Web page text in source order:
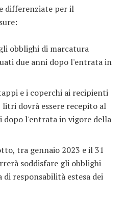
differenziate per il
obblighi di marcatura
due anni dopo l'entrata in
e i coperchi ai recipienti
litri dovrà essere recepito al
dopo l'entrata in vigore della
tra gennaio 2023 e il 31
soddisfare gli obblighi
responsabilità estesa dei